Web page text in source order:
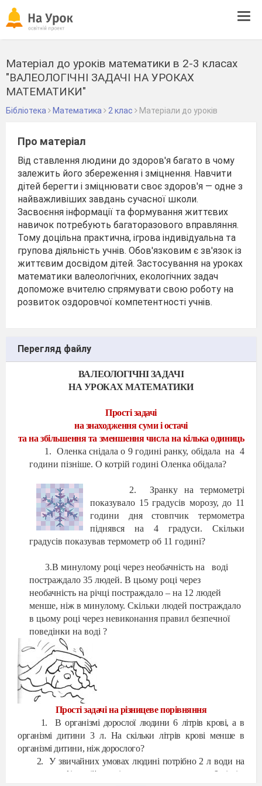
Матеріал до уроків математики в 2-3 класах
"ВАЛЕОЛОГІЧНІ ЗАДАЧІ НА УРОКАХ
МАТЕМАТИКИ"
Бібліотека Математика 2 клас Матеріали до уроків
Про матеріал
Від ставлення людини до здоров'я багато в чому
залежить його збереження і зміцнення. Навчити
дітей берегти і зміцнювати своє здоров'я — одне з
найважливіших завдань сучасної школи.
Засвоєння інформації та форму­вання життєвих
навичок потребують багаторазового вправляння.
Тому доцільна практична, ігрова індивідуальна та
групова діяльність учнів. Обов'язковим є зв'язок із
життєвим досвідом дітей. Застосування на уроках
математики валеологічних, екологічних задач
допоможе вчителю спрямувати свою роботу на
розвиток оздоровчої компетентності учнів.
Перегляд файлу
ВАЛЕОЛОГІЧНІ ЗАДАЧІ
НА УРОКАХ МАТЕМАТИКИ
Прості задачі
на знаходження суми і остачі
та на збільшення та зменшення числа на кілька одиниць
1. Оленка снідала о 9 годині ранку, обідала на 4
години пізніше. О котрій годині Оленка обідала?
2.
Зранку на термометрі
показувало 15 градусів морозу, до 11
години дня стовпчик термометра
піднявся на 4 градуси. Скільки
градусів показував термометр об 11 годині?
3.В минулому році через необачність на
воді
постраждало 35 людей. В цьому році через
необачність на річці постраждало – на 12 людей
менше, ніж в минулому. Скільки людей постраждало
в цьому році через невиконання правил безпечної
поведінки на воді ?
Прості задачі на різницеве порівняння
1.
В організмі дорослої людини 6 літрів крові, а в
організмі дитини 3 л. На скільки літрів крові менше в
організмі дитини, ніж дорослого?
2.
У звичайних умовах людині потрібно 2 л води на
день, а при фізичній праці, чи в спекотну погоду 6 літрів.